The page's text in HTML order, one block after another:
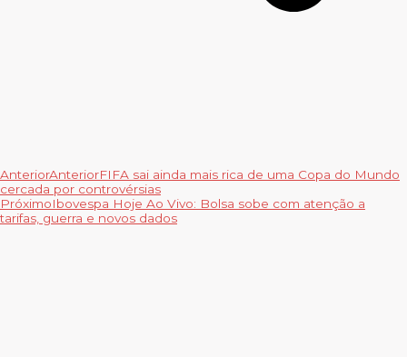
AnteriorAnteriorFIFA sai ainda mais rica de uma Copa do Mundo
cercada por controvérsias
PróximoIbovespa Hoje Ao Vivo: Bolsa sobe com atenção a
tarifas, guerra e novos dados